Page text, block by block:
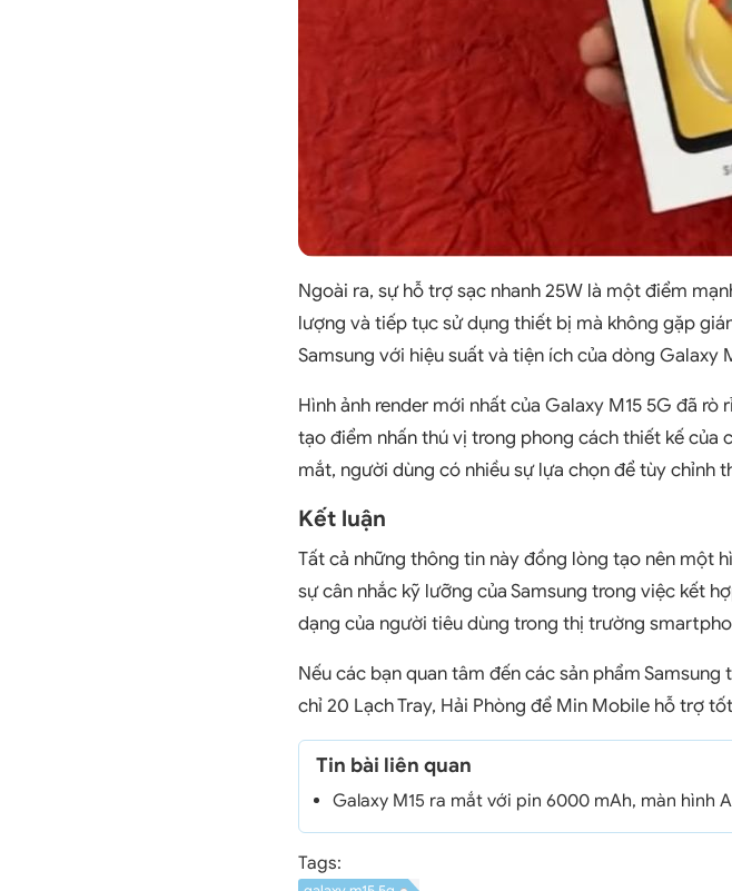
Ngoài ra, sự hỗ trợ sạc nhanh 25W là một điểm
lượng và tiếp tục sử dụng thiết bị mà không gặp
Samsung với hiệu suất và tiện ích của dòng Galaxy
Hình ảnh render mới nhất của Galaxy M15 5G đã
tạo điểm nhấn thú vị trong phong cách thiết kế của
mắt, người dùng có nhiều sự lựa chọn để tùy chỉnh
Kết luận
Tất cả những thông tin này đồng lòng tạo nên một
sự cân nhắc kỹ lưỡng của Samsung trong việc kết
dạng của người tiêu dùng trong thị trường
Nếu các bạn quan tâm đến các sản phẩm
chỉ 20 Lạch Tray, Hải Phòng để Min Mobile hỗ trợ
Tin bài liên quan
Galaxy M15 ra mắt với pin 6000 mAh, màn hình
Tags: